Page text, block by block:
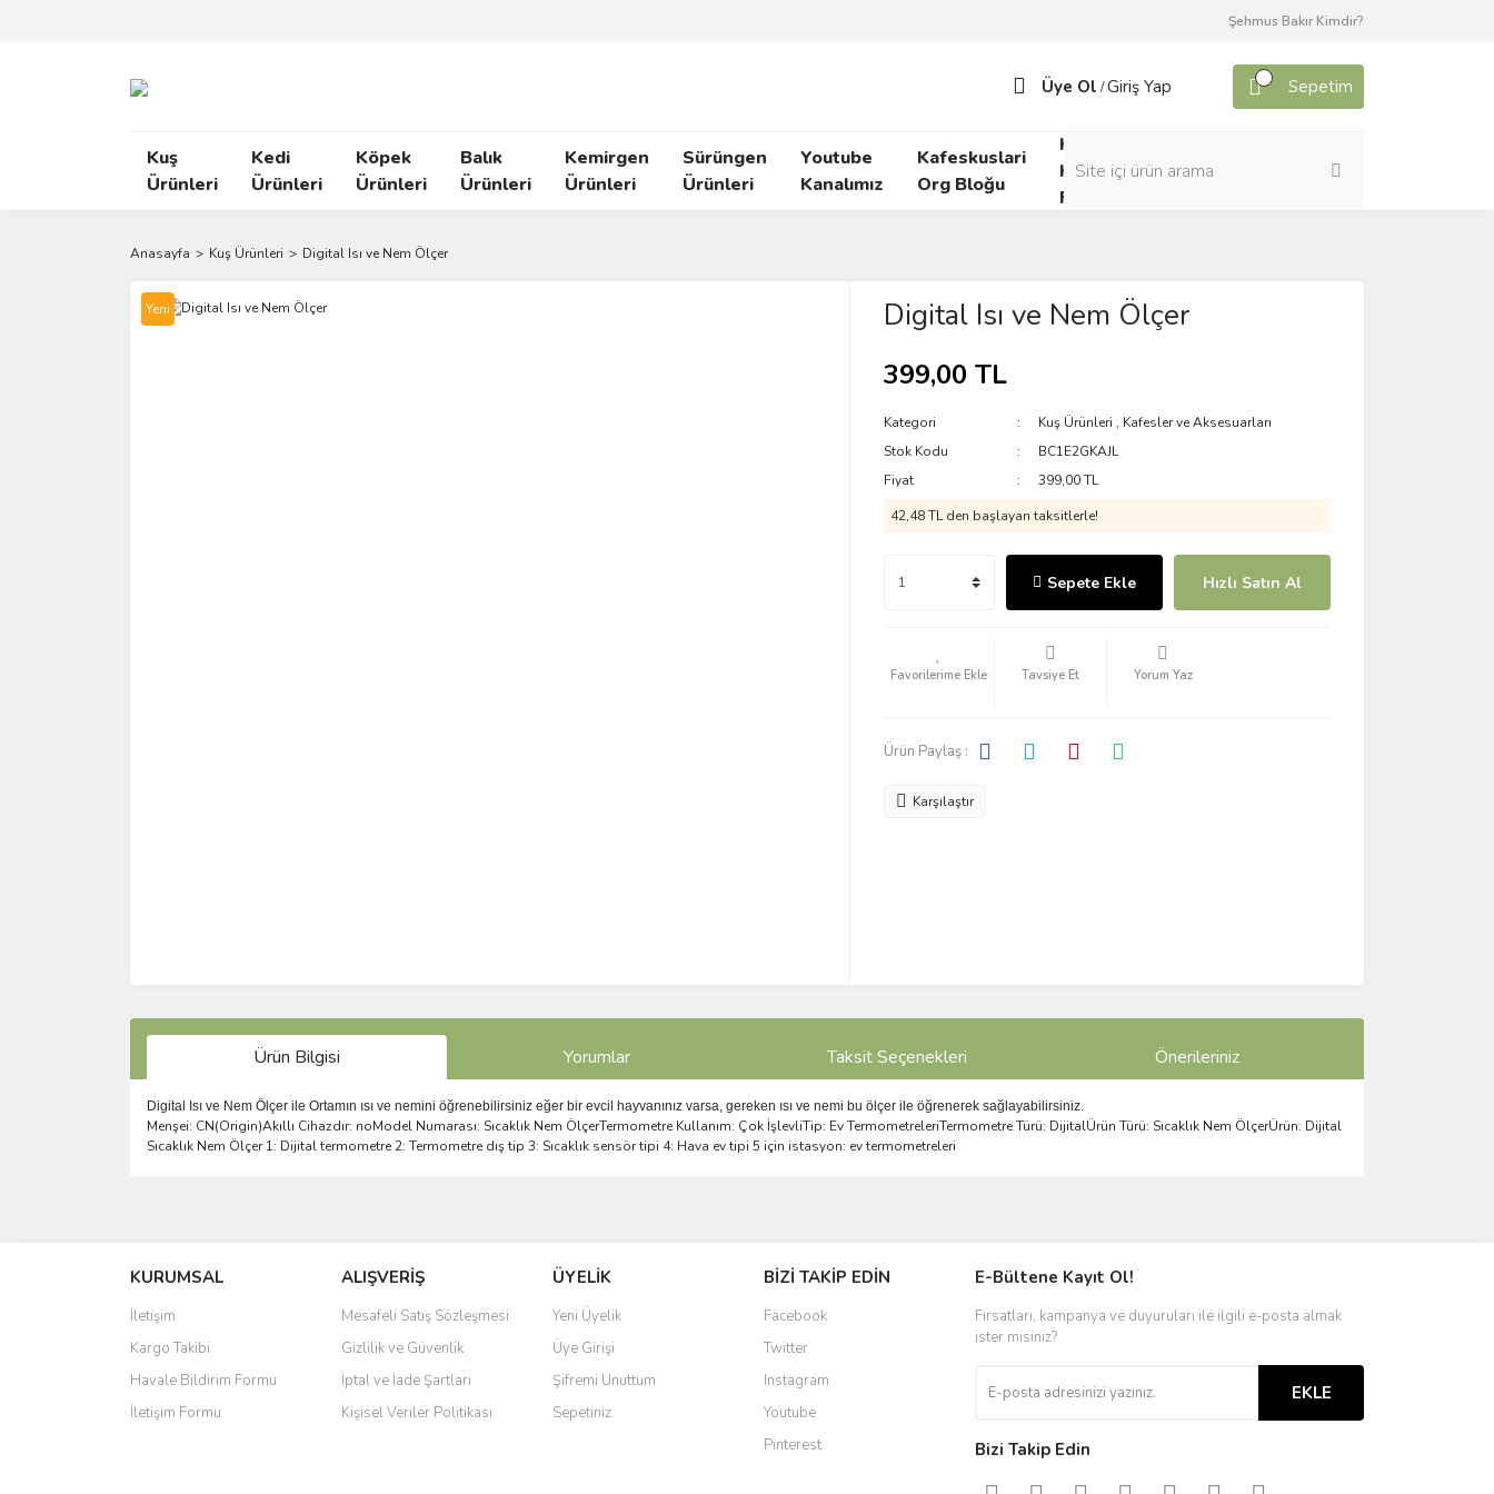
Şehmus Bakır Kimdir?
Üye Ol /Giriş Yap Sepetim
Kuş
Ürünleri
Kedi
Ürünleri
Köpek
Ürünleri
Balık
Ürünleri
Kemirgen
Ürünleri
Sürüngen
Ürünleri
Youtube
Kanalımız
Kafeskuslari
Org Bloğu
Kafes
Kuşları
Forumu
Yem
Anasayfa Kuş Ürünleri Digital Isı ve Nem Ölçer
Yeni Digital Isı ve Nem Ölçer
399,00 TL
Kategori Kuş Ürünleri , Kafesler ve Aksesuarları
Stok Kodu
BC1E2GKAJL
Fiyat
399,00 TL
42,48 TL den başlayan taksitlerle!
Sepete Ekle Hızlı Satın Al
Tavsiye Et Yorum Yaz
Ürün Paylaş :
Karşılaştır
Ürün Bilgisi Yorumlar Taksit Seçenekleri Önerileriniz
Digital Isı ve Nem Ölçer ile Ortamın ısı ve nemini öğrenebilirsiniz eğer bir evcil hayvanınız varsa, gereken ısı ve nemi bu ölçer ile öğrenerek sağlayabilirsiniz.
Menşei: CN(Origin)Akıllı Cihazdır: noModel Numarası: Sıcaklık Nem ÖlçerTermometre Kullanım: Çok İşlevliTip: Ev TermometreleriTermometre Türü: DijitalÜrün Türü: Sıcaklık Nem ÖlçerÜrün: Dijital
Sıcaklık Nem Ölçer 1: Dijital termometre 2: Termometre dış tip 3: Sıcaklık sensör tipi 4: Hava ev tipi 5 için istasyon: ev termometreleri
Ürün resmi kalitesiz, bozuk veya görüntülenemiyor.
Ürün açıklamasında eksik bilgiler bulunuyor.
Ürün bilgilerinde hatalar bulunuyor.
Ürün fiyatı diğer sitelerden daha pahalı.
Bu ürüne benzer farklı alternatifler olmalı.
KURUMSAL
İletişim
Kargo Takibi
Havale Bildirim Formu
İletişim Formu
ALIŞVERİŞ
Mesafeli Satış Sözleşmesi
Gizlilik ve Güvenlik
İptal ve İade Şartları
Kişisel Veriler Politikası
ÜYELİK
Yeni Üyelik
Üye Girişi
Şifremi Unuttum
Sepetiniz
BİZİ TAKİP EDİN
Facebook
Twitter
Instagram
Youtube
Pinterest
E-Bültene Kayıt Ol!
Fırsatları, kampanya ve duyuruları ile ilgili e-posta almak
ister misiniz?
EKLE
Bizi Takip Edin